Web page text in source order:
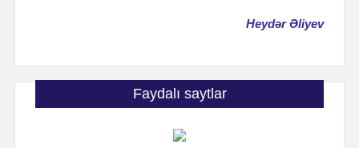
Heydər Əliyev
Faydalı saytlar